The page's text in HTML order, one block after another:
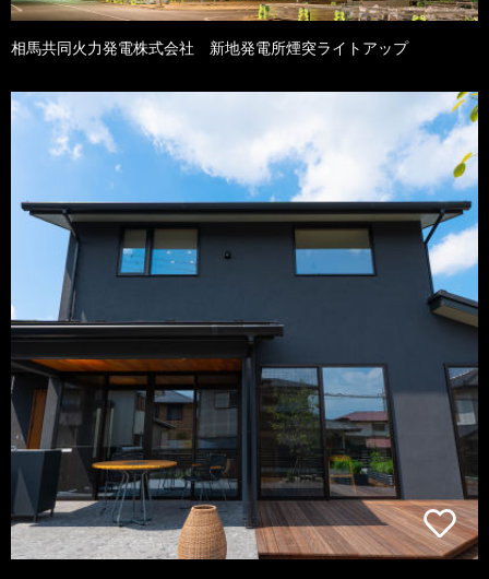
相馬共同火力発電株式会社 新地発電所煙突ライトアップ